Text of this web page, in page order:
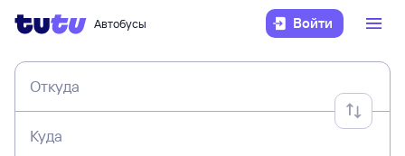
Автобусы Войти
Откуда
Куда